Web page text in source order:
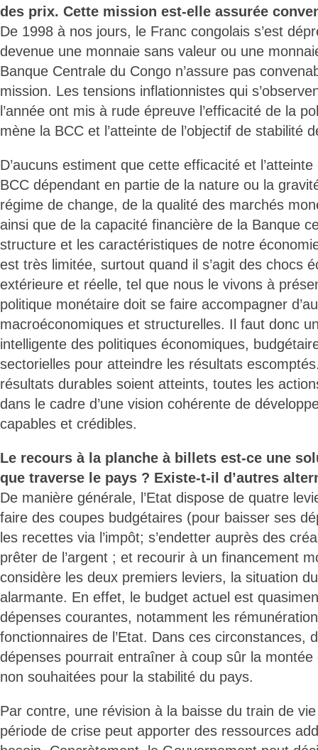
des prix. Cette mission est-elle assurée
De 1998 à nos jours, le Franc congolais s’est
devenue une monnaie sans valeur ou une
Banque Centrale du Congo n’assure pas
mission. Les tensions inflationnistes qui
l’année ont mis à rude épreuve l’efficacité de la
mène la BCC et l’atteinte de l’objectif de stabilité
D’aucuns estiment que cette efficacité et
BCC dépendant en partie de la nature ou la
régime de change, de la qualité des marchés
ainsi que de la capacité financière de la Banque
structure et les caractéristiques de notre
est très limitée, surtout quand il s’agit des chocs
extérieure et réelle, tel que nous le vivons à
politique monétaire doit se faire accompagner
macroéconomiques et structurelles. Il faut donc
intelligente des politiques économiques,
sectorielles pour atteindre les résultats
résultats durables soient atteints, toutes les
dans le cadre d’une vision cohérente de
capables et crédibles.
Le recours à la planche à billets est-ce une
que traverse le pays ? Existe-t-il d’autres
De manière générale, l’Etat dispose de quatre
faire des coupes budgétaires (pour baisser ses
les recettes via l’impôt; s’endetter auprès des
prêter de l’argent ; et recourir à un financement
considère les deux premiers leviers, la situation
alarmante. En effet, le budget actuel est
dépenses courantes, notamment les
fonctionnaires de l’Etat. Dans ces circonstances,
dépenses pourrait entraîner à coup sûr la montée
non souhaitées pour la stabilité du pays.
Par contre, une révision à la baisse du train de
période de crise peut apporter des ressources